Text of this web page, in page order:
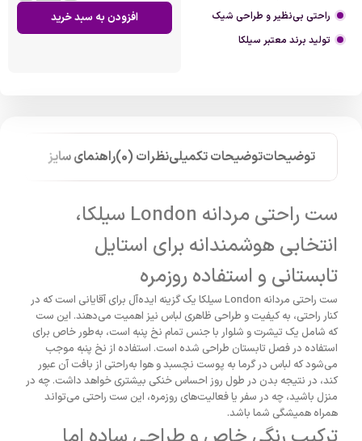
راحتی بی‌نظیر و طراحی شیک
تولید برند معتبر سیلکا
افزودن به سبد خرید
توضیحاتتوضیحات تکمیلینظرات (0) راهنمای سایز
ست راحتی مردانه London سیلکا،
انتخابی هوشمندانه برای استایل
تابستانی و استفاده روزمره
ست راحتی مردانه London سیلکا یک گزینه ایده‌آل برای آقایانی است که در
کنار راحتی، به کیفیت و طراحی ظاهری لباس نیز اهمیت می‌دهند. این ست
که شامل یک تیشرت و شلوار با جنس تمام نخ پنبه است، به‌طور خاص برای
استفاده در فصل تابستان طراحی شده است. استفاده از نخ پنبه موجب
می‌شود که لباس در گرما به پوست نچسبد و هوا به‌راحتی از بافت آن عبور
کند، در نتیجه بدن در طول روز احساس خنکی بیشتری خواهد داشت. چه در
منزل باشید، چه در سفر یا فعالیت‌های روزمره، این ست راحتی می‌تواند
همراه همیشگی شما باشد.